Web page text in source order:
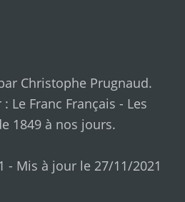
Christophe Prugnaud.
: Le Franc Français - Les
1849 à nos jours.
- Mis à jour le 27/11/2021